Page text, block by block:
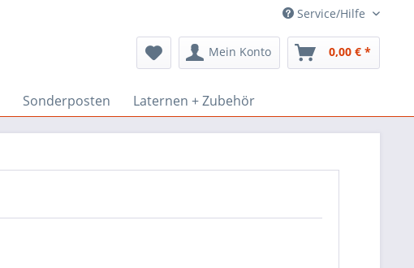
Service/Hilfe
Mein Konto 0,00 € *
Sonderposten Laternen + Zubehör